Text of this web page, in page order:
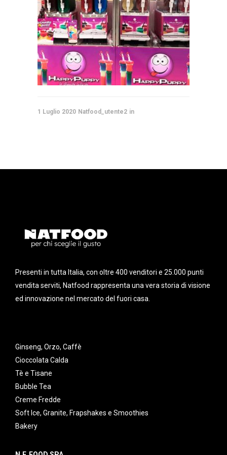
1 Luglio 2020 Natfood_utente2
Presenti in tutta Italia, con oltre 400 venditori e 25.000 punti
vendita serviti, Natfood rappresenta una vera storia di visione
ed innovazione nel mercato del fuori casa.
Ginseng, Orzo, Caffè
Cioccolata Calda
Tè e Tisane
Bubble Tea
Creme Fredde
Soft Ice, Granite, Frapshakes e Smoothies
Bakery